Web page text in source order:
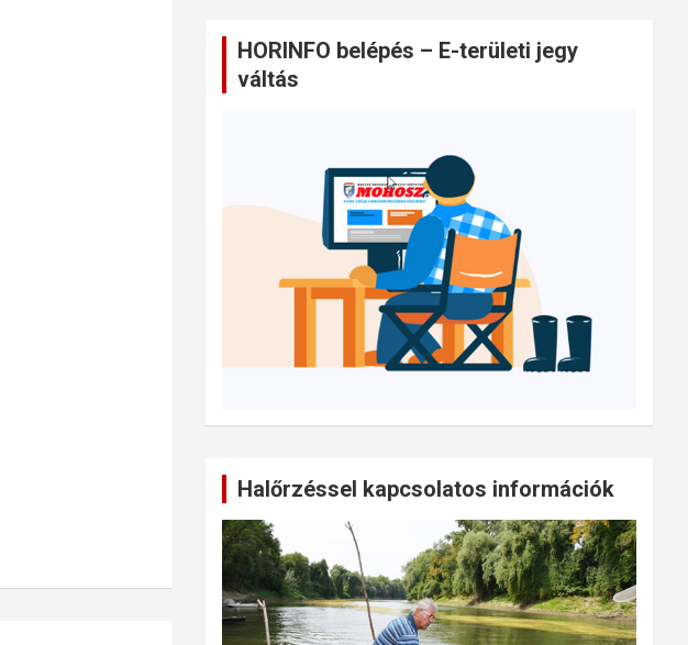
HORINFO belépés – E-területi jegy
váltás
Halőrzéssel kapcsolatos információk